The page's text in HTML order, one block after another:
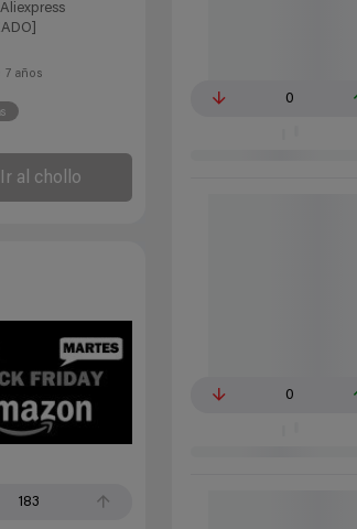
7 años
Ir al chollo
183
0
0